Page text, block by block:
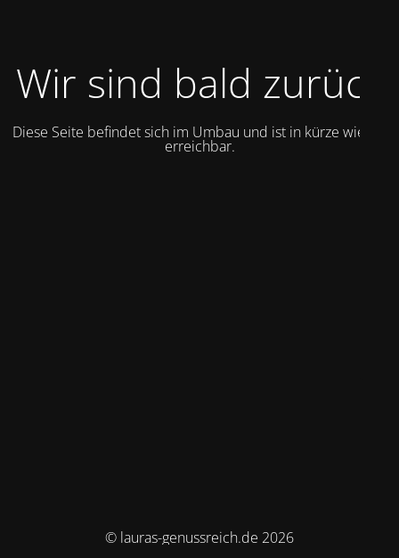
Wir sind bald zurück
Diese Seite befindet sich im Umbau und ist in kürze wieder
erreichbar.
© lauras-genussreich.de 2026